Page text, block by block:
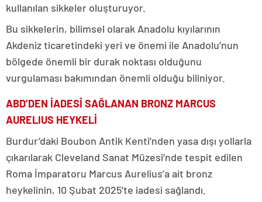
kullanılan sikkeler oluşturuyor.
Bu sikkelerin, bilimsel olarak Anadolu kıyılarının
Akdeniz ticaretindeki yeri ve önemi ile Anadolu’nun
bölgede önemli bir durak noktası olduğunu
vurgulaması bakımından önemli olduğu biliniyor.
ABD’DEN İADESİ SAĞLANAN BRONZ MARCUS
AURELIUS HEYKELİ
Burdur’daki Boubon Antik Kenti’nden yasa dışı yollarla
çıkarılarak Cleveland Sanat Müzesi’nde tespit edilen
Roma İmparatoru Marcus Aurelius’a ait bronz
heykelinin, 10 Şubat 2025’te iadesi sağlandı.